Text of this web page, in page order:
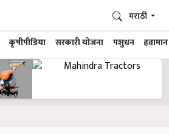
कृषीपीडिया सरकारी योजना पशुधन हवामान
मराठी